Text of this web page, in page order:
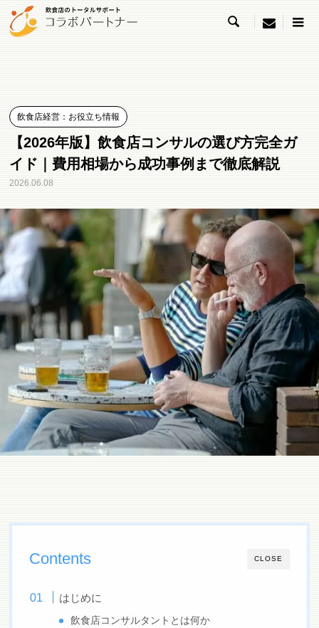
 menu
飲食店経営：お役立ち情報
【2026年版】飲食店コンサルの選び方完全ガ
イド｜費用相場から成功事例まで徹底解説
2026.06.08
CLOSE
Contents
はじめに
飲食店コンサルタントとは何か